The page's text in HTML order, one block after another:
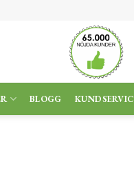
BLOGG